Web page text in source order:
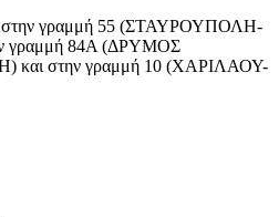
στην γραμμή 55 (ΣΤΑΥΡΟΥΠΟΛΗ-
γραμμή 84Α (ΔΡΥΜΟΣ
στην γραμμή 10 (ΧΑΡΙΛΑΟΥ-